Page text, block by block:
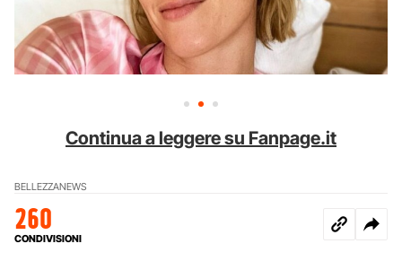
Continua a leggere su Fanpage.it
BELLEZZANEWS
260
CONDIVISIONI